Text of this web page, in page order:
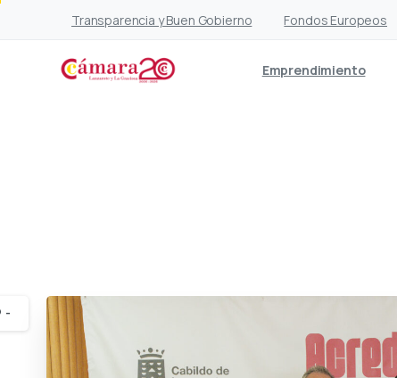
Transparencia y Buen Gobierno Fondos Europeos
Emprendimiento
-